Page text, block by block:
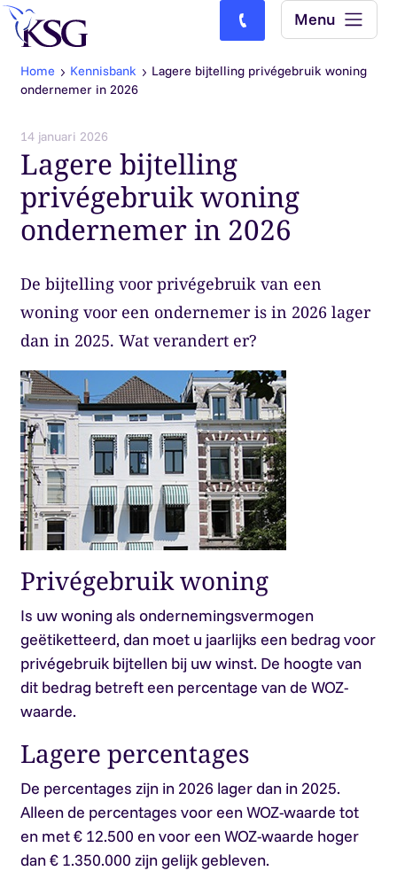
Skip to content
Bel ons: (0)77-4740000
Menu
Home Kennisbank
Lagere bijtelling privégebruik woning
ondernemer in 2026
14 januari 2026
Lagere bijtelling
privégebruik woning
ondernemer in 2026
De bijtelling voor privégebruik van een
woning voor een ondernemer is in 2026 lager
dan in 2025. Wat verandert er?
Privégebruik woning
Is uw woning als ondernemingsvermogen
geëtiketteerd, dan moet u jaarlijks een bedrag voor
privégebruik bijtellen bij uw winst. De hoogte van
dit bedrag betreft een percentage van de WOZ-
waarde.
Lagere percentages
De percentages zijn in 2026 lager dan in 2025.
Alleen de percentages voor een WOZ-waarde tot
en met € 12.500 en voor een WOZ-waarde hoger
dan € 1.350.000 zijn gelijk gebleven.